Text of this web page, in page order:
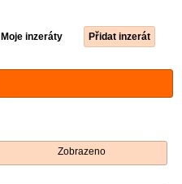
Moje inzeráty Přidat inzerát
Zobrazeno